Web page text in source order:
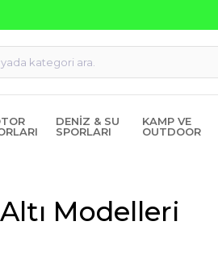
DENIZ & SU
SPORLARI
KAMP VE
OUTDOOR
Modelleri